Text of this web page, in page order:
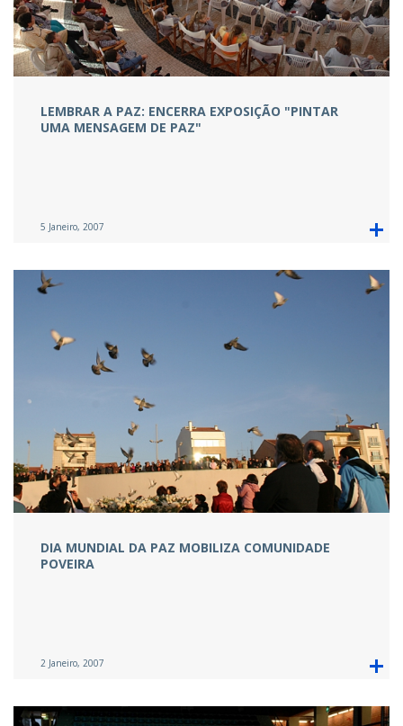
LEMBRAR A PAZ: ENCERRA EXPOSIÇÃO "PINTAR
UMA MENSAGEM DE PAZ"
5 Janeiro, 2007
DIA MUNDIAL DA PAZ MOBILIZA COMUNIDADE
POVEIRA
2 Janeiro, 2007